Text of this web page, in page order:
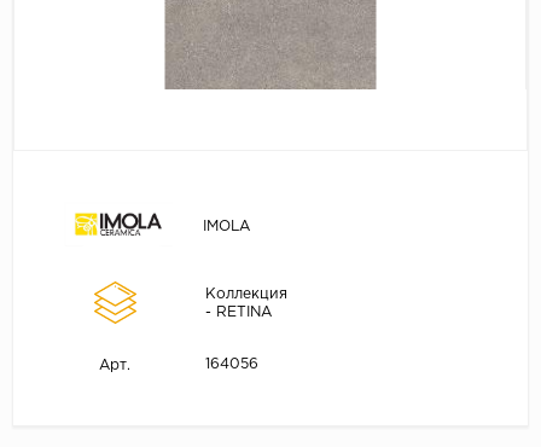
IMOLA
Коллекция
- RETINA
Арт. 164056